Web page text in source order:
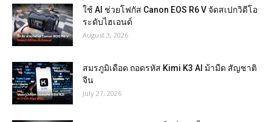
ใช้ AI ช่วยโฟกัส Canon EOS R6 V จัดสเปกวิดีโอ
ระดับไฮเอนด์
August 3, 2026
สมรภูมิเดือด ถอดรหัส Kimi K3 AI ม้ามืด สัญชาติ
จีน
July 27, 2026